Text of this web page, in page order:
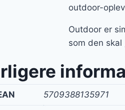
outdoor-
Outdoor er
som den
5709388135971